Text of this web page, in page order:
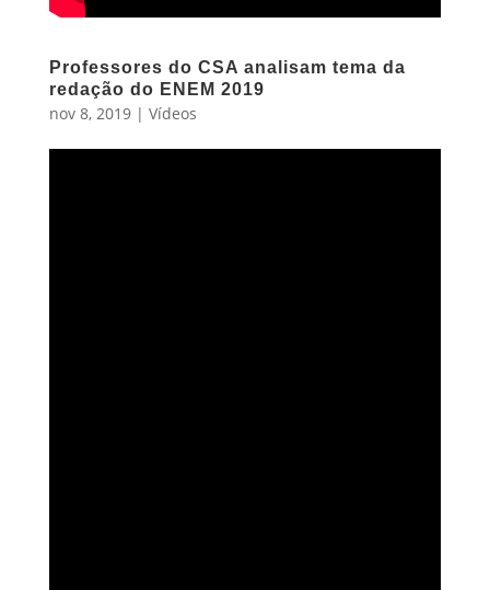
Professores do CSA analisam tema da
redação do ENEM 2019
nov 8, 2019| Vídeos